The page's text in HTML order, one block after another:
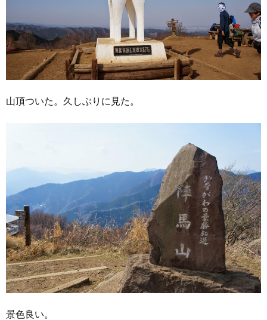
山頂ついた。久しぶりに見た。
景色良い。